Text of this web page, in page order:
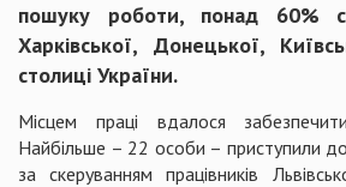
пошуку роботи, понад 60%
Харківської, Донецької,
столиці України.
Місцем праці вдалося
Найбільше – 22 особи – приступили до
за скеруванням працівників